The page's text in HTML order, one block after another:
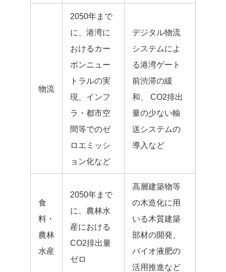
物流
2050年まで
に、港湾に
おけるカー
ボンニュー
トラルの実
現、インフ
ラ・都市空
間等でのゼ
ロエミッシ
ョン化など
デジタル物流
システムによ
る港湾ゲート
前渋滞の緩
和、 CO2排出
量の少ない輸
送システムの
導入など
食
料・
農林
水産
2050年まで
に、農林水
産における
CO2排出量
ゼロ
高層建築物等
の木造化に用
いる木質建築
部材の開発、
バイオ液肥の
活用推進など